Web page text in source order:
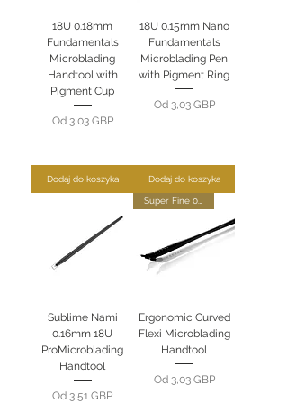
18U 0.18mm
Fundamentals
Microblading
Handtool with
Pigment Cup
Od 3,03 GBP
Cena rabatowa
Dodaj do koszyka
18U 0.15mm Nano
Fundamentals
Microblading Pen
with Pigment Ring
Od 3,03 GBP
Cena rabatowa
Dodaj do koszyka
Sublime Nami
0.16mm 18U
ProMicroblading
Handtool
Od 3,51 GBP
Cena rabatowa
Ergonomic Curved
Flexi Microblading
Handtool
Od 3,03 GBP
Cena rabatowa